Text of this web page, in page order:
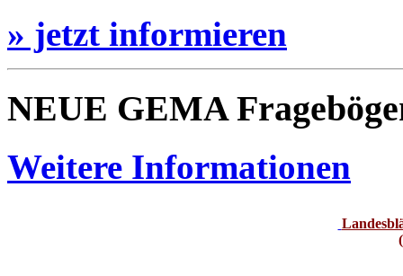
» jetzt informieren
NEUE GEMA
Weitere Informationen